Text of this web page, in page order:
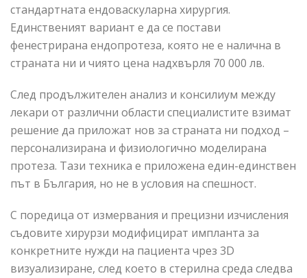
стандартната ендоваскуларна хирургия.
Единственият вариант е да се постави
фенестрирана ендопротеза, която не е налична в
страната ни и чиято цена надхвърля 70 000 лв.
След продължителен анализ и консилиум между
лекари от различни области специалистите взимат
решение да приложат нов за страната ни подход –
персонализирана и физиологично моделирана
протеза. Тази техника е приложена един-единствен
път в България, но не в условия на спешност.
С поредица от измервания и прецизни изчисления
съдовите хирурзи модифицират импланта за
конкретните нужди на пациента чрез 3D
визуализиране, след което в стерилна среда следва